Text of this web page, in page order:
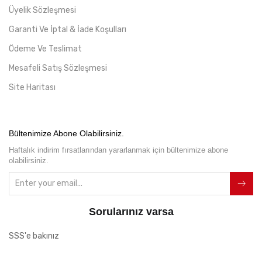
Üyelik Sözleşmesi
Garanti Ve İptal & İade Koşulları
Ödeme Ve Teslimat
Mesafeli Satış Sözleşmesi
Site Haritası
Bültenimize Abone Olabilirsiniz.
Haftalık indirim fırsatlarından yararlanmak için bültenimize abone
olabilirsiniz.
Sorularınız varsa
SSS'e bakınız